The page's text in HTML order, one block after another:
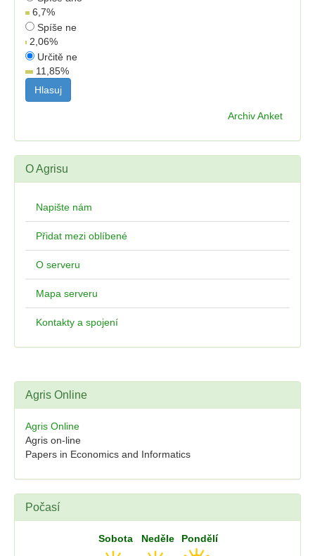
6,7%
Spíše ne
2,06%
Určitě ne
11,85%
Archiv Anket
O Agrisu
Napište nám
Přidat mezi oblíbené
O serveru
Mapa serveru
Kontakty a spojení
Agris Online
Agris Online
Agris on-line
Papers in Economics and Informatics
Počasí
Sobota Neděle Pondělí